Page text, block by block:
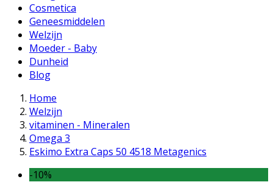
Cosmetica
Geneesmiddelen
Welzijn
Moeder - Baby
Dunheid
Blog
Home
Welzijn
vitaminen - Mineralen
Omega 3
Eskimo Extra Caps 50 4518 Metagenics
-10%